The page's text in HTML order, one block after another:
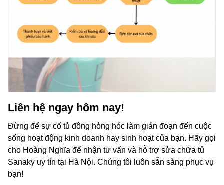
Liên hệ ngay hôm nay!
Đừng để sự cố tủ đông hỏng hóc làm gián đoạn đến cuộc
sống hoạt động kinh doanh hay sinh hoạt của bạn. Hãy gọi
cho Hoàng Nghĩa để nhận tư vấn và hỗ trợ sửa chữa tủ
Sanaky uy tín tại Hà Nội. Chúng tôi luôn sẵn sàng phục vụ
bạn!